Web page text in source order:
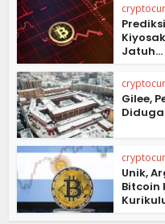
Jatuh...
Gilee,
Diduga
Unik,
Bitcoin